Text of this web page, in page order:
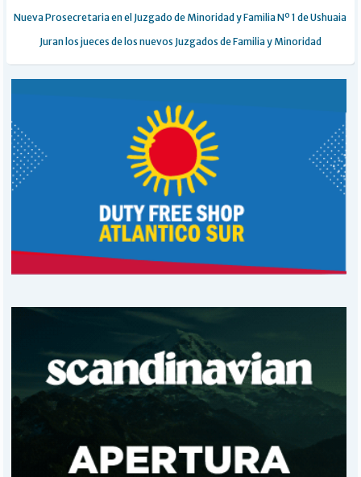
Nueva Prosecretaria en el Juzgado de Minoridad y Familia Nº 1 de Ushuaia
Juran los jueces de los nuevos Juzgados de Familia y Minoridad